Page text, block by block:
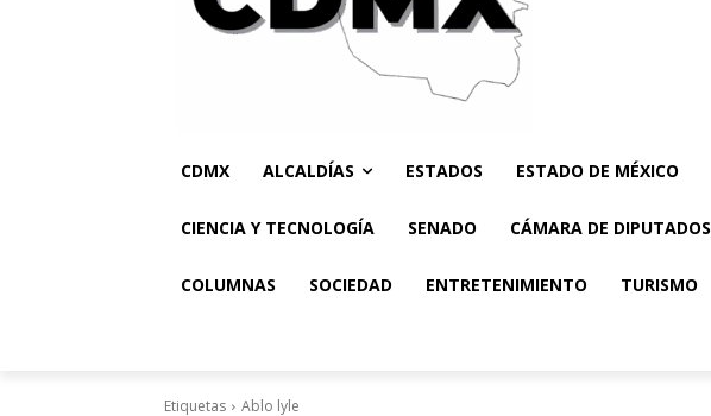
CDMX ALCALDÍAS ESTADOS ESTADO DE MÉXICO
CIENCIA Y TECNOLOGÍA SENADO CÁMARA DE DIPUTADOS
COLUMNAS SOCIEDAD ENTRETENIMIENTO TURISMO
Etiquetas Ablo lyle